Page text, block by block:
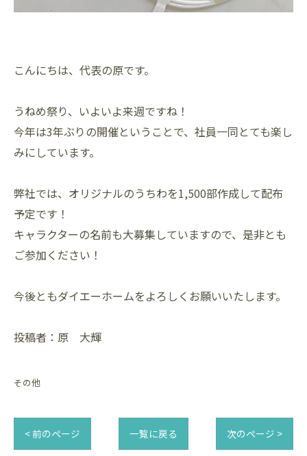
こんにちは、代表の原です。
うねめ祭り、いよいよ来週ですね！
今年は3年ぶりの開催ということで、社員一同とても楽し
みにしています。
弊社では、オリジナルのうちわを1,500部作成して配布
予定です！
キャラクターの名前も大募集していますので、是非とも
ご参加ください！
今後ともダイエーホームをよろしくお願いいたします。
投稿者：原 大輝
その他
< 前のページ 一覧に戻る 次のページ >